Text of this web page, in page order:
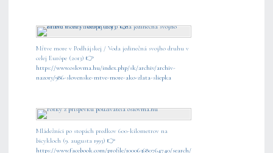
Mŕtve more v Podhájskej / Voda jedinečná svojho druhu v
celej Európe (2013) 👉
https://www.oslovma.hu/index.php/sk/archiv/archiv-
nazory/986-slovenske-mtve-more-ako-zlata-sliepka
Mládežníci po stopách predkov 600-kilometrov na
bicykloch (9. augusta 1993) 👉
https://www.facebook.com/profile/100063680764740/search/?